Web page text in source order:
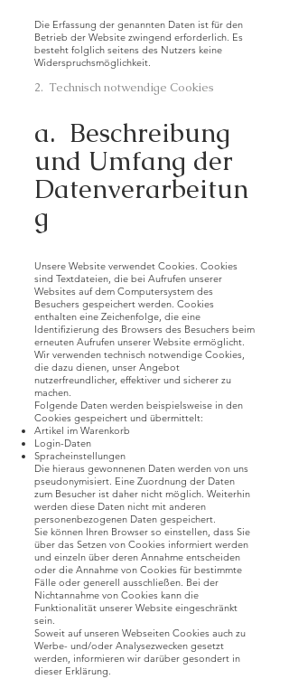
Die Erfassung der genannten Daten ist für den
Betrieb der Website zwingend erforderlich. Es
besteht folglich seitens des Nutzers keine
Widerspruchsmöglichkeit.
2. Technisch notwendige Cookies
a. Beschreibung
und Umfang der
Datenverarbeitun
g
Unsere Website verwendet Cookies. Cookies
sind Textdateien, die bei Aufrufen unserer
Websites auf dem Computersystem des
Besuchers gespeichert werden. Cookies
enthalten eine Zeichenfolge, die eine
Identifizierung des Browsers des Besuchers beim
erneuten Aufrufen unserer Website ermöglicht.
Wir verwenden technisch notwendige Cookies,
die dazu dienen, unser Angebot
nutzerfreundlicher, effektiver und sicherer zu
machen.
Folgende Daten werden beispielsweise in den
Cookies gespeichert und übermittelt:
Artikel im Warenkorb
Login-Daten
Spracheinstellungen
Die hieraus gewonnenen Daten werden von uns
pseudonymisiert. Eine Zuordnung der Daten
zum Besucher ist daher nicht möglich. Weiterhin
werden diese Daten nicht mit anderen
personenbezogenen Daten gespeichert.
Sie können Ihren Browser so einstellen, dass Sie
über das Setzen von Cookies informiert werden
und einzeln über deren Annahme entscheiden
oder die Annahme von Cookies für bestimmte
Fälle oder generell ausschließen. Bei der
Nichtannahme von Cookies kann die
Funktionalität unserer Website eingeschränkt
sein.
Soweit auf unseren Webseiten Cookies auch zu
Werbe- und/oder Analysezwecken gesetzt
werden, informieren wir darüber gesondert in
dieser Erklärung.